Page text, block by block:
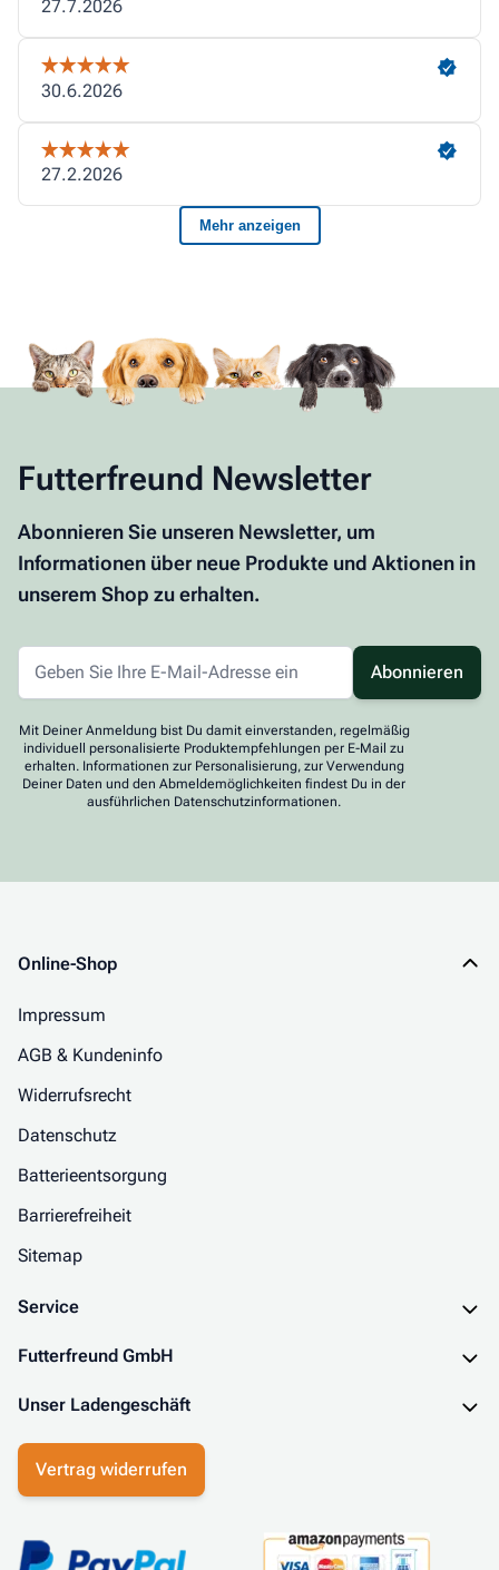
Futterfreund Newsletter
Abonnieren Sie unseren Newsletter, um
Informationen über neue Produkte und Aktionen in
unserem Shop zu erhalten.
Abonnieren
Mit Deiner Anmeldung bist Du damit einverstanden, regelmäßig
individuell personalisierte Produktempfehlungen per E-Mail zu
erhalten. Informationen zur Personalisierung, zur Verwendung
Deiner Daten und den Abmeldemöglichkeiten findest Du in der
ausführlichen Datenschutzinformationen.
Online-Shop
Impressum
AGB & Kundeninfo
Widerrufsrecht
Datenschutz
Batterieentsorgung
Barrierefreiheit
Sitemap
Service
Futterfreund GmbH
Unser Ladengeschäft
Vertrag widerrufen